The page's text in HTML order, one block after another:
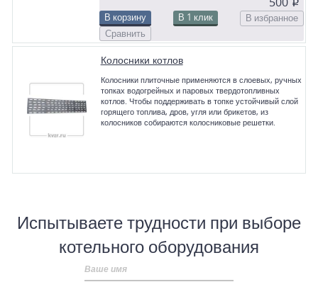
p
В корзину В 1 клик
В избранное
Сравнить
Колосники котлов
Колосники плиточные применяются в слоевых, ручных
топках водогрейных и паровых твердотопливных
котлов. Чтобы поддерживать в топке устойчивый слой
горящего топлива, дров, угля или брикетов, из
колосников собираются колосниковые решетки.
Испытываете трудности при выборе
котельного оборудования
Ваше имя